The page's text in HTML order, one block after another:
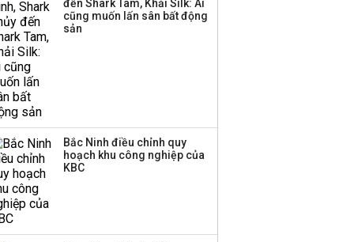
Thị trường thường
đến Shark Tam, Khải Silk: Ai
cũng muốn lấn sân bất động
sản
Bắc Ninh điều chỉnh quy
hoạch khu công nghiệp của
KBC